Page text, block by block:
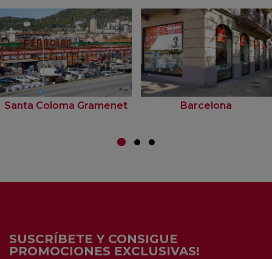
Santa Coloma Gramenet Barcelona
SUSCRÍBETE Y CONSIGUE
PROMOCIONES EXCLUSIVAS!